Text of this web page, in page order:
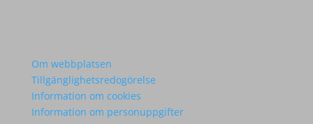
Om webbplatsen
Tillgänglighetsredogörelse
Information om cookies
Information om personuppgifter